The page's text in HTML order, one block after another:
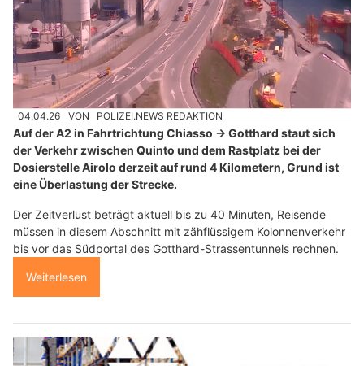
04.04.26 VON POLIZEI.NEWS REDAKTION
Auf der A2 in Fahrtrichtung Chiasso → Gotthard staut sich
der Verkehr zwischen Quinto und dem Rastplatz bei der
Dosierstelle Airolo derzeit auf rund 4 Kilometern, Grund ist
eine Überlastung der Strecke.
Der Zeitverlust beträgt aktuell bis zu 40 Minuten, Reisende
müssen in diesem Abschnitt mit zähflüssigem Kolonnenverkehr
bis vor das Südportal des Gotthard-Strassentunnels rechnen.
Weiterlesen